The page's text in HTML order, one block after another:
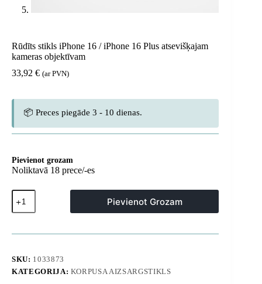
Rūdīts stikls iPhone 16 / iPhone 16 Plus atsevišķajam
kameras objektīvam
33,92 € (ar PVN)
📦 Preces piegāde 3 - 10 dienas.
Pievienot grozam
Noliktavā 18 prece/-es
Rūdīts
stikls
iPhone
/
Plus
atsevišķajam
Pievienot Grozam
SKU: 1033873
KATEGORIJA: KORPUSA AIZSARGSTIKLS